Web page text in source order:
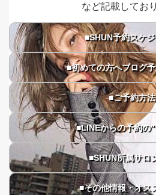
など記載してお
■SHUN予約スケ
■初めての方へブログ
■ご予約方
■LINEからの予約の
■SHUN所属サロ
■その他情報・オス